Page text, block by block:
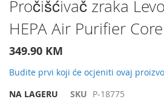
na
početak
galerije
slika
Pročišćivač zraka
HEPA Air Purifier
349.90 KM
Budite prvi koji će ocjeniti ovaj
NA LAGERU
SKU P-18775